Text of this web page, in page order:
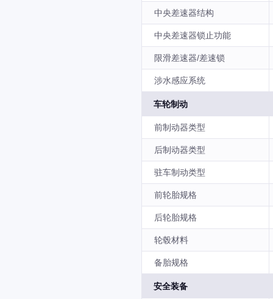
中央差速器结构
中央差速器锁止功能
限滑差速器/差速锁
涉水感应系统
车轮制动
前制动器类型
后制动器类型
驻车制动类型
前轮胎规格
后轮胎规格
轮毂材料
备胎规格
安全装备